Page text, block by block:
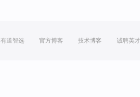
有道智选 官方博客 技术博客 诚聘英才